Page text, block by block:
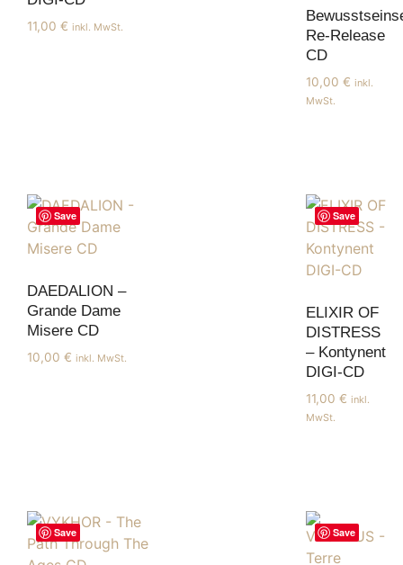
11,00 € inkl. MwSt.
Re-Release
CD
10,00 € inkl.
MwSt.
Save
DAEDALION –
Grande Dame
Misere CD
10,00 € inkl. MwSt.
Save
ELIXIR OF
DISTRESS
– Kontynent
DIGI-CD
11,00 € inkl.
MwSt.
Save Save